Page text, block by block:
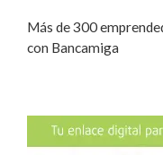
Más de 300
con Bancamiga